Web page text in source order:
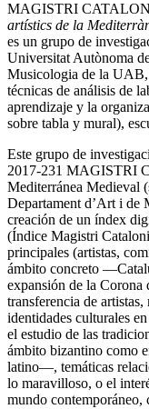
MAGISTRI
artístics de la
es un grupo de
Universitat Autònoma
Musicologia de la UAB,
técnicas de análisis de
aprendizaje y la
sobre tabla y mural),
Este grupo de
2017-231 MAGISTRI
Mediterránea Medieval
Departament d’Art i de
creación de un índex
(Índice Magistri
principales (artistas,
ámbito concreto
expansión de la Corona
transferencia de
identidades culturales
el estudio de las
ámbito bizantino como
latino—, temáticas
lo maravilloso, o el
mundo contemporáneo,